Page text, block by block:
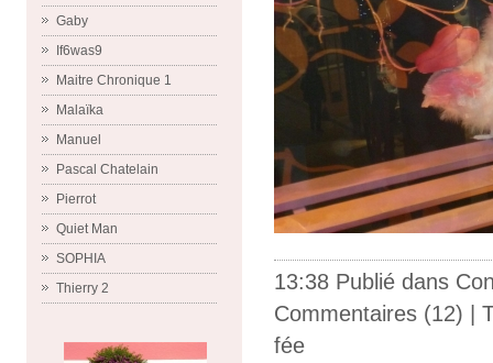
Gaby
If6was9
Maitre Chronique 1
Malaïka
Manuel
Pascal Chatelain
Pierrot
Quiet Man
SOPHIA
Thierry 2
13:38 Publié dans
Commentaires (12) |
fée